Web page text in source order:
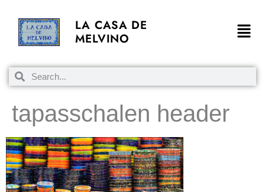
LA CASA DE
MELVINO
tapasschalen header